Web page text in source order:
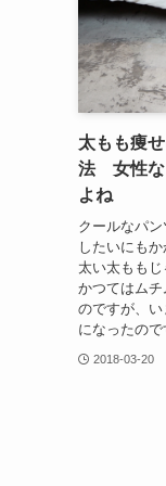
太もも痩
法 女性な
よね
クールなパ
したいにも
太い太もも
かつてはム
のですが、
になったので
2018-03-20